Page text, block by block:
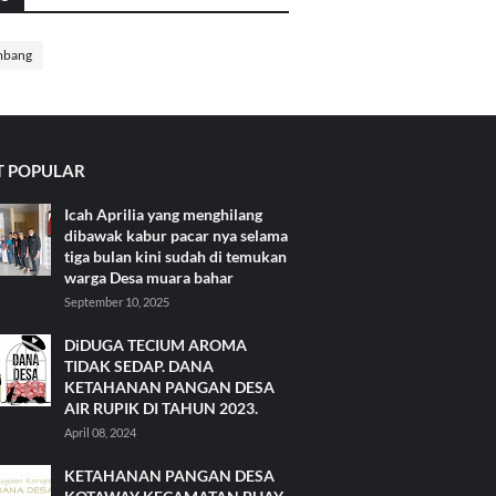
POPULAR
Icah Aprilia yang menghilang
dibawak kabur pacar nya selama
tiga bulan kini sudah di temukan
warga Desa muara bahar
September 10, 2025
DiDUGA TECIUM AROMA
TIDAK SEDAP. DANA
KETAHANAN PANGAN DESA
AIR RUPIK DI TAHUN 2023.
April 08, 2024
KETAHANAN PANGAN DESA